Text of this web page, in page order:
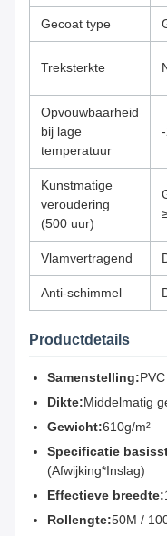
Gecoat type
Treksterkte
Opvouwbaarheid
bij lage
temperatuur
Kunstmatige
veroudering
(500 uur)
Vlamvertragend
Anti-schimmel
Productdetails
Samenstelling:
Dikte:Middelmatig
Gewicht:610g/m²
Specificatie
(Afwijking*Inslag)
Effectieve breedte:
Rollengte:50M /